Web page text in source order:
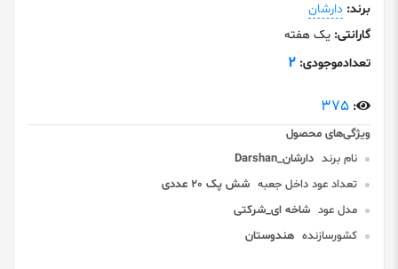
برند: دارشان
گارانتی: یک هفته
تعدادموجودی: 2
:
375
نام برند دارشان_Darshan
تعداد عود داخل جعبه شش پک 20 عددی
مدل عود شاخه ای_شرکتی
کشورسازنده هندوستان